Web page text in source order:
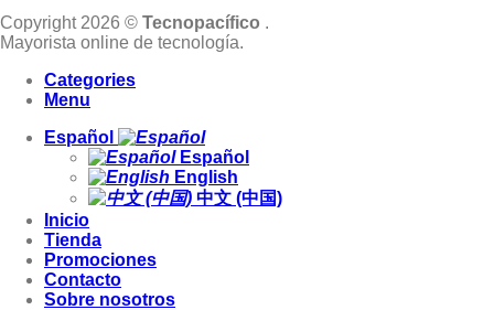
Copyright 2026 © Tecnopacífico .
Mayorista online de tecnología.
Categories
Menu
Español
Español
English
中文 (中国)
Inicio
Tienda
Promociones
Contacto
Sobre nosotros